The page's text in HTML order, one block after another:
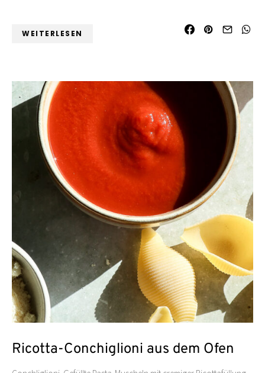
WEITERLESEN
Ricotta-Conchiglioni aus dem Ofen